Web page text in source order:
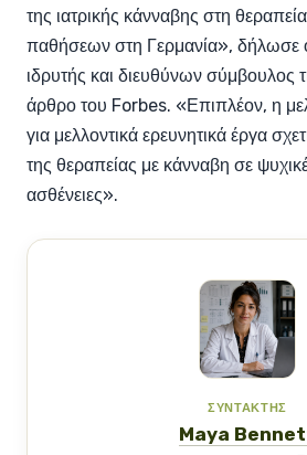
της ιατρικής κάνναβης στη
παθήσεων στη Γερμανία», δήλωσε
ιδρυτής και διευθύνων σύμβουλος
άρθρο του Forbes. «Επιπλέον, η
για μελλοντικά ερευνητικά έργα
της θεραπείας με κάνναβη σε
ασθένειες».
ΣΥΝΤΆΚΤΗΣ
Maya